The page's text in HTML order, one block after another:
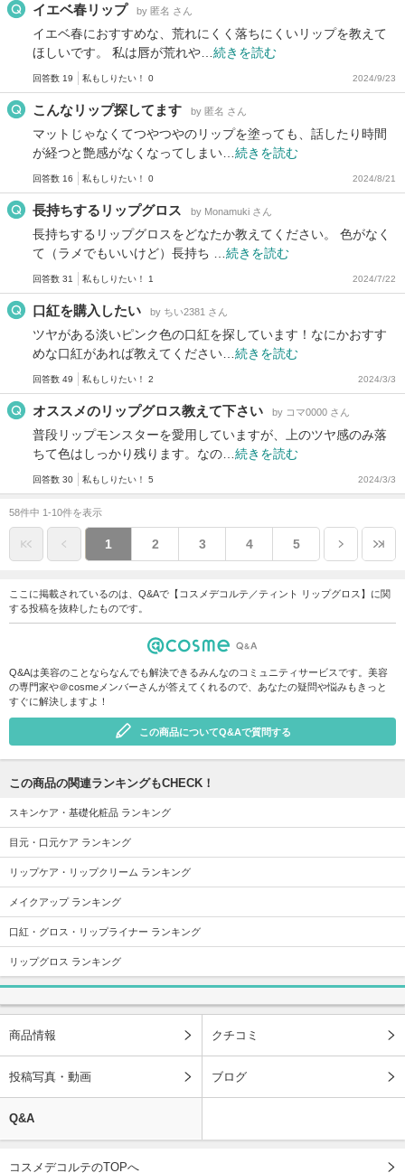
イエベ春リップ by 匿名 さん
イエベ春におすすめな、荒れにくく落ちにくいリップを教えて
ほしいです。 私は唇が荒れや… 続きを読む
回答数 19 私もしりたい！ 0 2024/9/23
こんなリップ探してます by 匿名 さん
マットじゃなくてつやつやのリップを塗っても、話したり時間
が経つと艶感がなくなってしまい… 続きを読む
回答数 16 私もしりたい！ 0 2024/8/21
長持ちするリップグロス by Monamuki さん
長持ちするリップグロスをどなたか教えてください。 色がなく
て（ラメでもいいけど）長持ち … 続きを読む
回答数 31 私もしりたい！ 1 2024/7/22
口紅を購入したい by ちい2381 さん
ツヤがある淡いピンク色の口紅を探しています！なにかおすす
めな口紅があれば教えてください… 続きを読む
回答数 49 私もしりたい！ 2 2024/3/3
オススメのリップグロス教えて下さい by コマ0000 さん
普段リップモンスターを愛用していますが、上のツヤ感のみ落
ちて色はしっかり残ります。なの… 続きを読む
回答数 30 私もしりたい！ 5 2024/3/3
58件中 1-10件を表示
1 2 3 4 5
ここに掲載されているのは、Q&Aで【コスメデコルテ／ティント リップグロス】に関
する投稿を抜粋したものです。
Q&Aは美容のことならなんでも解決できるみんなのコミュニティサービスです。美容
の専門家や＠cosmeメンバーさんが答えてくれるので、あなたの疑問や悩みもきっと
すぐに解決しますよ！
この商品についてQ&Aで質問する
この商品の関連ランキングもCHECK！
スキンケア・基礎化粧品 ランキング
目元・口元ケア ランキング
リップケア・リップクリーム ランキング
メイクアップ ランキング
口紅・グロス・リップライナー ランキング
リップグロス ランキング
商品情報 クチコミ
投稿写真・動画 ブログ
Q&A
コスメデコルテのTOPへ